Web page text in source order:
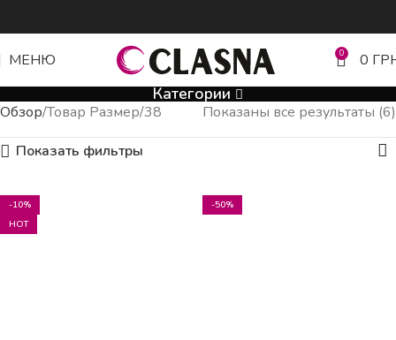
МЕНЮ 0 0
Категории
Обзор Товар Размер 38
Показаны все результаты (6)
Показать фильтры
-10%
HOT
-50%